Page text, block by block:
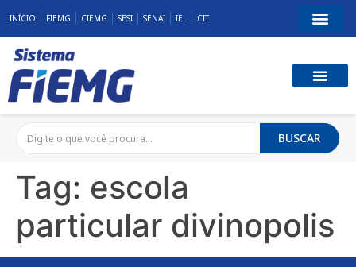
INÍCIO FIEMG CIEMG SESI SENAI IEL CIT
BUSCAR
Tag: escola
particular divinopolis